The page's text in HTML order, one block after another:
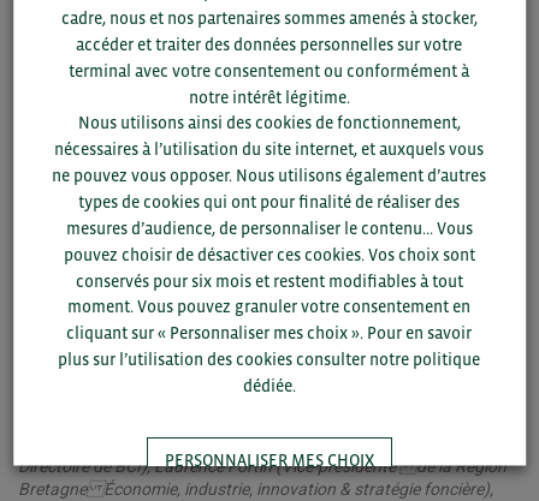
Les interventions de Christian Queffelec (Président de
BCI), Jean-Pierre Rivery (Président de la CCI Bretagne) et
Laurence Fortin (Vice-présidente de la Région Bretagne)
ont clôturé la conférence. Christian Queffelec a déclaré :
C’est fondateur pour une entreprise de se frotter à une
concurrence et aux cultures différentes, mais on ne
s’improvise pas à l’international du jour au lendemain. C’est
le rôle de BCI d’apporter le maximum d’informations et
d’outils pour aider les entreprises.». Jean-Pierre Rivery a
souligné la capacité de résilience des entreprises
bretonnes, et avec Laurence Fortin, ils ont mis en avant la
force du collectif breton, toujours prêt à rebondir et à être
efficient.
OPEN de l’international 2025 – Christian Queffelec (Président du
Directoire de BCI), Laurence Fortin (Vice-présidente de la Région
Bretagne Économie, industrie, innovation & stratégie foncière),
cadre, nous et nos partenaires sommes amenés à stocker,
accéder et traiter des données personnelles sur votre
terminal avec votre consentement ou conformément à
notre intérêt légitime.
Nous utilisons ainsi des cookies de fonctionnement,
nécessaires à l’utilisation du site internet, et auxquels vous
ne pouvez vous opposer. Nous utilisons également d’autres
types de cookies qui ont pour finalité de réaliser des
mesures d’audience, de personnaliser le contenu... Vous
pouvez choisir de désactiver ces cookies. Vos choix sont
conservés pour six mois et restent modifiables à tout
moment. Vous pouvez granuler votre consentement en
cliquant sur « Personnaliser mes choix ». Pour en savoir
plus sur l’utilisation des cookies consulter notre politique
dédiée.
PERSONNALISER MES CHOIX